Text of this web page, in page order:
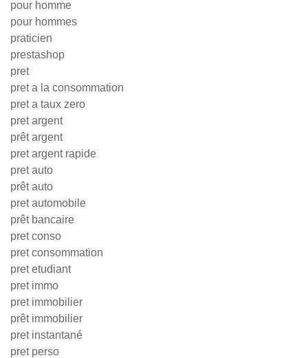
pour homme
pour hommes
praticien
prestashop
pret
pret a la consommation
pret a taux zero
pret argent
prêt argent
pret argent rapide
pret auto
prêt auto
pret automobile
prêt bancaire
pret conso
pret consommation
pret etudiant
pret immo
pret immobilier
prêt immobilier
pret instantané
pret perso